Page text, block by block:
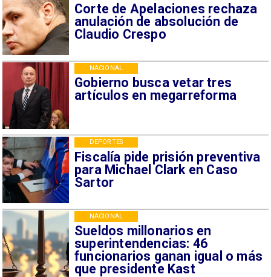
Corte de Apelaciones rechaza
anulación de absolución de
Claudio Crespo
Gobierno busca vetar tres
artículos en megarreforma
NACIONAL
Fiscalía pide prisión preventiva
para Michael Clark en Caso
Sartor
DEPORTES
Sueldos millonarios en
superintendencias: 46
funcionarios ganan igual o más
que presidente Kast
NACIONAL